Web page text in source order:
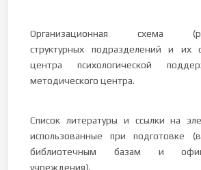
Организационная схема
структурных подразделений и их
центра психологической
методического центра.
Список литературы и ссылки на
использованные при подготовке
библиотечным базам и
учреждения).